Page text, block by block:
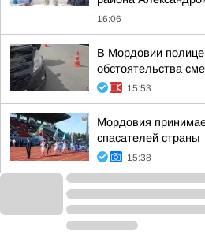
16:06
В Мордовии
обстоятельства
15:53
Мордовия
спасателей страны
15:38